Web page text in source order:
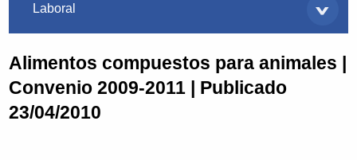
Laboral
Alimentos compuestos para animales |
Convenio 2009-2011 | Publicado
23/04/2010